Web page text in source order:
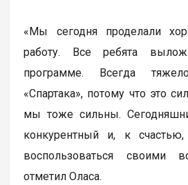
«Мы сегодня проделали
работу. Все ребята
программе. Всегда
«Спартака», потому что это
мы тоже сильны.
конкурентный и, к
воспользоваться своими
отметил Оласа.